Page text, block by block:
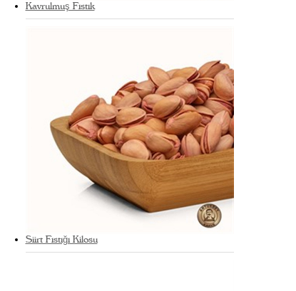
Kavrulmuş Fıstık
Siirt Fıstığı Kilosu